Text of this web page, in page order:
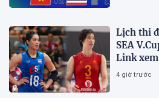
Lịch thi
SEA
Link
Thái Lan
4 giờ trước